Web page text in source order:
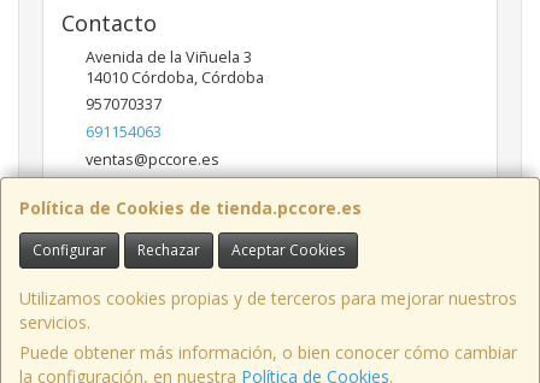
Política de Cookies de tienda.pccore.es
Configurar Rechazar Aceptar Cookies
Utilizamos cookies propias y de terceros para mejorar nuestros
servicios.
Puede obtener más información, o bien conocer cómo cambiar
la configuración, en nuestra Política de Cookies.
Contacto
Avenida de la Viñuela 3
14010 Córdoba, Córdoba
957070337
691154063
ventas@pccore.es
Horario
10-13:30
Avenida de la Viñuela nº 3, 14010, Córdoba, España. - C.I.F.: B56097777 -